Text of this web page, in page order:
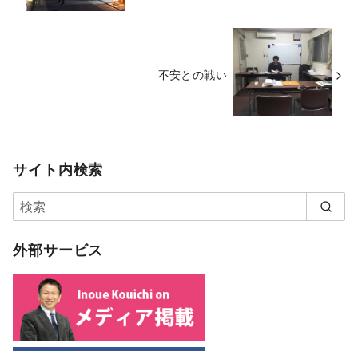
不安との戦い
サイト内検索
外部サービス